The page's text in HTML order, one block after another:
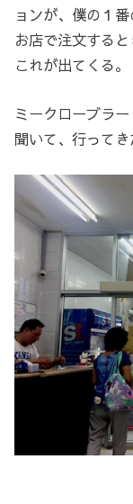
ョンが、僕の１番
お店で注文する
これが出てくる。
ミークローブラ
聞いて、行ってき